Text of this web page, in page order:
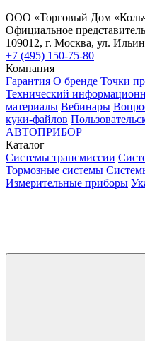
ООО «Торговый Дом
Официальное
109012, г. Москва, ул.
+7 (495) 150-75-80
Компания
Гарантия О бренде Точки
Технический
материалы Вебинары
куки-файлов
АВТОПРИБОР
Каталог
Системы трансмиссии
Тормозные системы
Измерительные приборы